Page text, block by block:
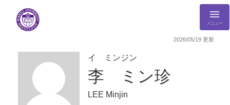
メニュー
2026/05/19 更新
イ ミンジン
李 ミン珍
LEE Minjin